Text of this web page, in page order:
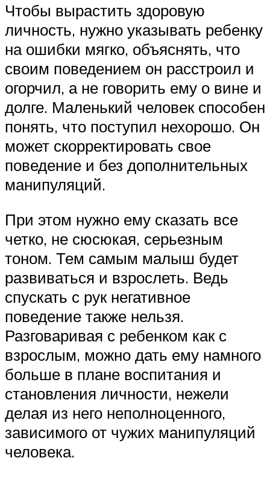
Чтобы вырастить здоровую
личность, нужно указывать ребенку
на ошибки мягко, объяснять, что
своим поведением он расстроил и
огорчил, а не говорить ему о вине и
долге. Маленький человек способен
понять, что поступил нехорошо. Он
может скорректировать свое
поведение и без дополнительных
манипуляций.
При этом нужно ему сказать все
четко, не сюсюкая, серьезным
тоном. Тем самым малыш будет
развиваться и взрослеть. Ведь
спускать с рук негативное
поведение также нельзя.
Разговаривая с ребенком как с
взрослым, можно дать ему намного
больше в плане воспитания и
становления личности, нежели
делая из него неполноценного,
зависимого от чужих манипуляций
человека.